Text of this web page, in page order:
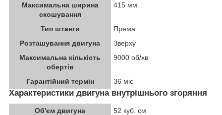
Максимальна ширина
скошування
415 мм
Тип штанги
Пряма
Розташування двигуна
Зверху
Максимальна кількість
обертів
9000 об/хв
Гарантійний термін 36 міс
Характеристики двигуна внутрішнього згоряння
Об'єм двигуна
52 куб. см